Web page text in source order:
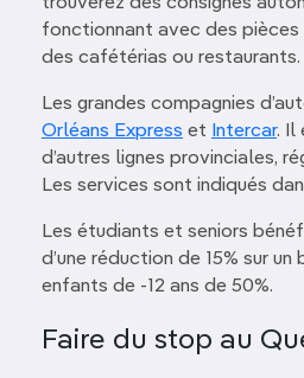
fonctionnant avec des pièces
des cafétérias ou restaurants.
Les grandes compagnies
Orléans Express et Intercar. Il
d’autres lignes provinciales,
Les services sont indiqués
Les étudiants et seniors
d’une réduction de 15% sur
enfants de -12 ans de 50%.
Faire du stop au